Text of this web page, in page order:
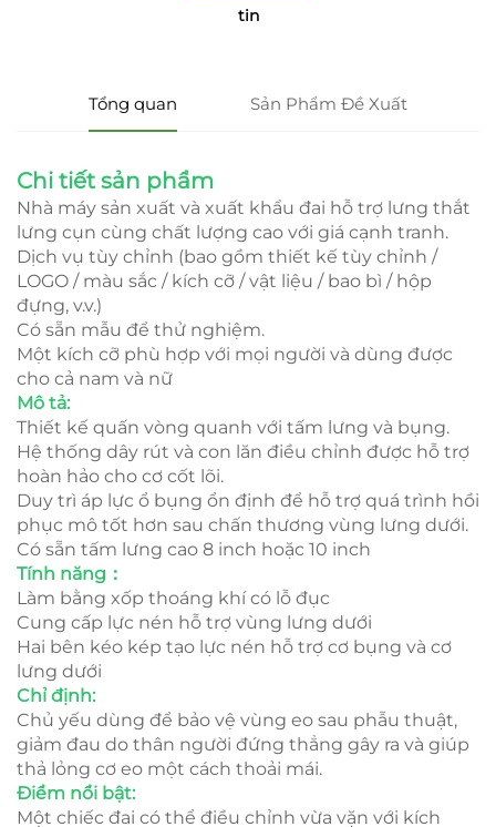
tin
Tổng quan Sản Phẩm Đề Xuất
Chi tiết sản phẩm
Nhà máy sản xuất và xuất khẩu đai hỗ trợ lưng thắt
lưng cụn cùng chất lượng cao với giá cạnh tranh.
Dịch vụ tùy chỉnh (bao gồm thiết kế tùy chỉnh /
LOGO / màu sắc / kích cỡ / vật liệu / bao bì / hộp
đựng, v.v.)
Có sẵn mẫu để thử nghiệm.
Một kích cỡ phù hợp với mọi người và dùng được
cho cả nam và nữ
Mô tả:
Thiết kế quấn vòng quanh với tấm lưng và bụng.
Hệ thống dây rút và con lăn điều chỉnh được hỗ trợ
hoàn hảo cho cơ cốt lõi.
Duy trì áp lực ổ bụng ổn định để hỗ trợ quá trình hồi
phục mô tốt hơn sau chấn thương vùng lưng dưới.
Có sẵn tấm lưng cao 8 inch hoặc 10 inch
Tính năng：
Làm bằng xốp thoáng khí có lỗ đục
Cung cấp lực nén hỗ trợ vùng lưng dưới
Hai bên kéo kép tạo lực nén hỗ trợ cơ bụng và cơ
lưng dưới
Chỉ định:
Chủ yếu dùng để bảo vệ vùng eo sau phẫu thuật,
giảm đau do thân người đứng thẳng gây ra và giúp
thả lỏng cơ eo một cách thoải mái.
Điểm nổi bật:
Một chiếc đai có thể điều chỉnh vừa vặn với kích